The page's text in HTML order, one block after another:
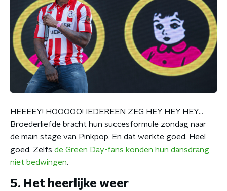
HEEEEY! HOOOOO! IEDEREEN ZEG HEY HEY HEY...
Broederliefde bracht hun succesformule zondag naar
de main stage van Pinkpop. En dat werkte goed. Heel
goed. Zelfs de Green Day-fans konden hun dansdrang
niet bedwingen.
5. Het heerlijke weer